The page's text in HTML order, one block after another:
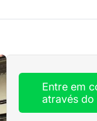
Entre em
através do